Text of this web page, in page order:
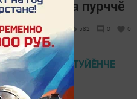
Ахметов та пурччӗ
582 0 0